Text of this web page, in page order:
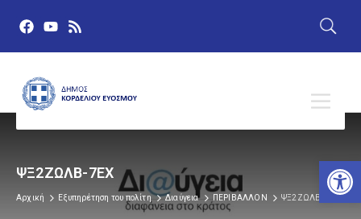
ΨΞ2ΖΩΛΒ-7ΕΧ
Αρχική Εξυπηρέτηση του πολίτη Διαύγεια ΠΕΡΙΒΑΛΛΟΝ ΨΞ2ΖΩΛΒ-7ΕΧ